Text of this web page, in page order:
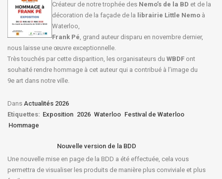
Créateur de notre trophée des Nemo’s de la BD et de la
décoration de la façade de la librairie Little Nemo à
Waterloo,
Frank Pé, grand auteur disparu en novembre dernier,
nous laisse une œuvre exceptionnelle.
Très touchés par cette disparition, les organisateurs du WBDF ont
souhaité rendre hommage à cet auteur qui a contribué à l’image du
9e art dans notre ville.
Dans Actualités 2026
Etiquettes: Exposition 2026 Waterloo Festival de Waterloo
Hommage
Nouvelle version de la BDD
Une nouvelle mise en page de la BDD a été effectuée, cela vous
permettra de visualiser les produits de manière plus conviviale et plus